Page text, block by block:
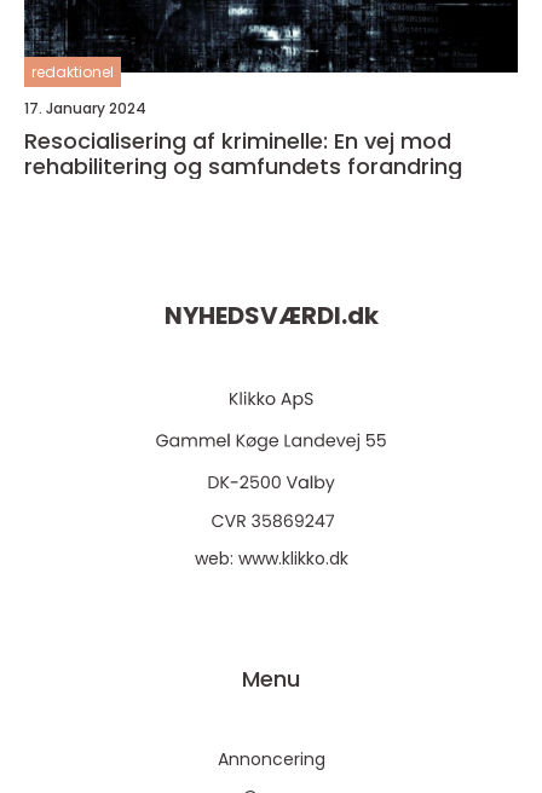
redaktionel
17. January 2024
Resocialisering af kriminelle: En vej mod
rehabilitering og samfundets forandring
NYHEDSVÆRDI.dk
web: www.klikko.dk
Menu
Annoncering